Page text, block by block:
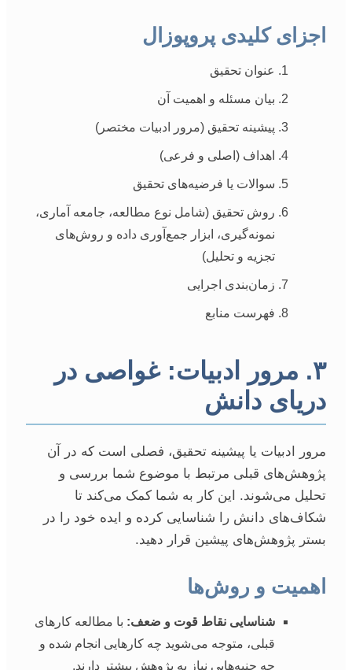
اجزای کلیدی پروپوزال
عنوان تحقیق
بیان مسئله و اهمیت آن
پیشینه تحقیق (مرور ادبیات مختصر)
اهداف (اصلی و فرعی)
سوالات یا فرضیه‌های تحقیق
روش تحقیق (شامل نوع مطالعه، جامعه آماری،
نمونه‌گیری، ابزار جمع‌آوری داده و روش‌های
تجزیه و تحلیل)
زمان‌بندی اجرایی
فهرست منابع
۳. مرور ادبیات: غواصی در
دریای دانش
مرور ادبیات یا پیشینه تحقیق، فصلی است که در آن
پژوهش‌های قبلی مرتبط با موضوع شما بررسی و
تحلیل می‌شوند. این کار به شما کمک می‌کند تا
شکاف‌های دانش را شناسایی کرده و ایده خود را در
بستر پژوهش‌های پیشین قرار دهید.
اهمیت و روش‌ها
شناسایی نقاط قوت و ضعف: با مطالعه کارهای
قبلی، متوجه می‌شوید چه کارهایی انجام شده و
چه جنبه‌هایی نیاز به پژوهش بیشتر دارند.